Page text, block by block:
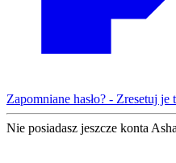
Zapomniane hasło? - Zresetuj je
Nie posiadasz jeszcze konta